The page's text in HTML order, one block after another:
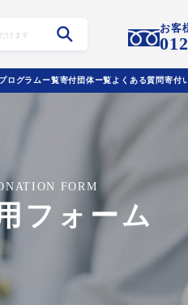
お客
プログラムー覧寄付団体ー覧よくある質問寄付
FORM
フォーム